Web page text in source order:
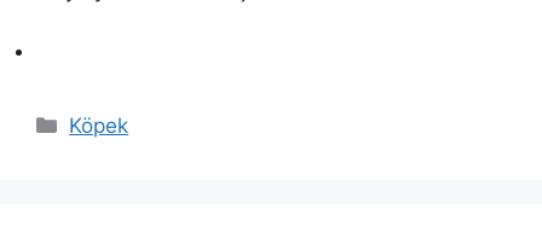
Kategoriler
Köpek